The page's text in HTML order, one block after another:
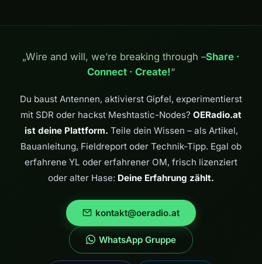
„Wire and will, we’re breaking through –Share ·
Connect · Create!“
Du baust Antennen, aktivierst Gipfel, experimentierst
mit SDR oder hackst Meshtastic-Nodes? OERadio.at
ist deine Plattform. Teile dein Wissen – als Artikel,
Bauanleitung, Fieldreport oder Technik-Tipp. Egal ob
erfahrene YL oder erfahrener OM, frisch lizenziert
oder alter Hase: Deine Erfahrung zählt.
kontakt@oeradio.at
WhatsApp Gruppe